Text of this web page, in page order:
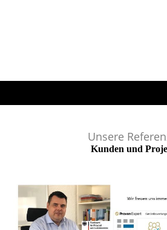
Unsere
Kunden und